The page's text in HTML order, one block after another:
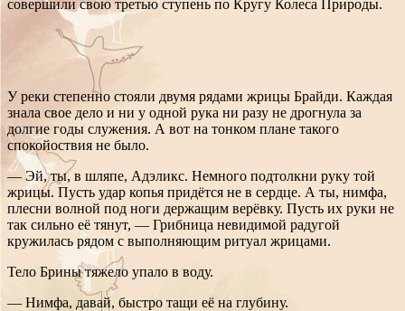
совершили свою третью ступень по Кругу Колеса Природы.
У реки степенно стояли двумя рядами жрицы Брайди. Каждая
знала свое дело и ни у одной рука ни разу не дрогнула за
долгие годы служения. А вот на тонком плане такого
спокойоствия не было.
— Эй, ты, в шляпе, Адэликс. Немного подтолкни руку той
жрицы. Пусть удар копья придётся не в сердце. А ты, нимфа,
плесни волной под ноги держащим верёвку. Пусть их руки не
так сильно её тянут, — Грибница невидимой радугой
кружилась рядом с выполняющим ритуал жрицами.
Тело Брины тяжело упало в воду.
— Нимфа, давай, быстро тащи её на глубину.